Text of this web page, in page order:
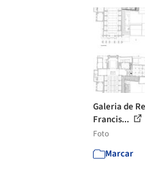
Galeria de
Francis...
Foto
Marcar